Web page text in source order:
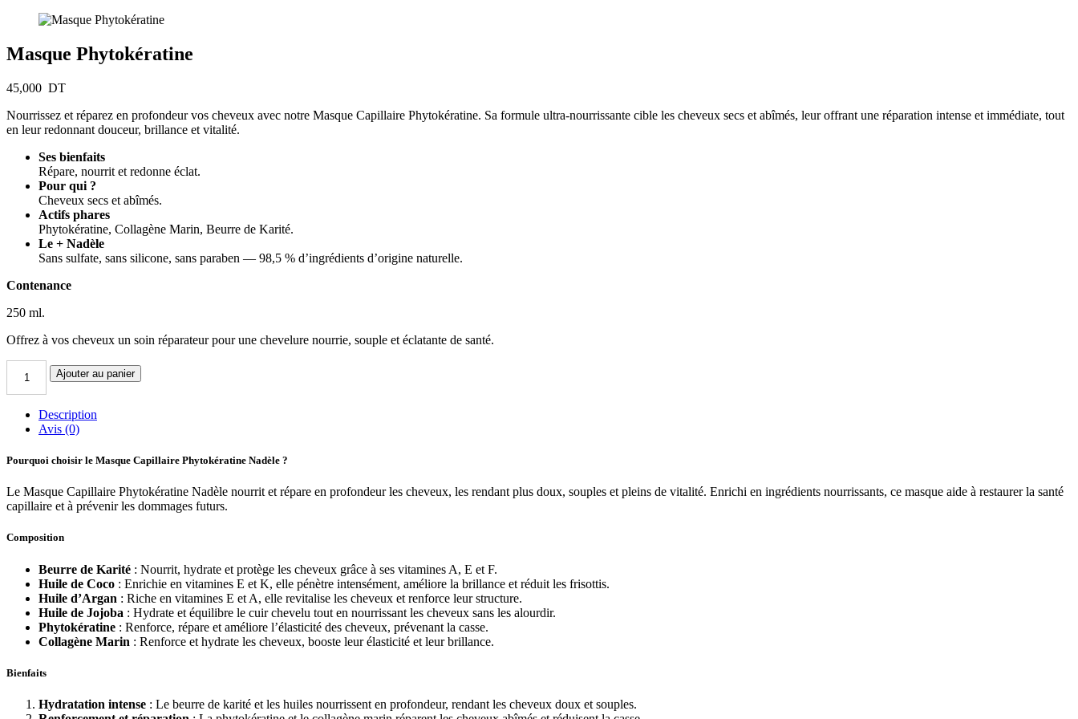
Masque Phytokératine
45,000 DT
Nourrissez et réparez en profondeur vos cheveux avec notre Masque Capillaire Phytokératine. Sa formule ultra-nourrissante cible les cheveux secs et abîmés, leur offrant une réparation intense et immédiate, tout
en leur redonnant douceur, brillance et vitalité.
Ses bienfaits
Répare, nourrit et redonne éclat.
Pour qui ?
Cheveux secs et abîmés.
Actifs phares
Phytokératine, Collagène Marin, Beurre de Karité.
Le + Nadèle
Sans sulfate, sans silicone, sans paraben — 98,5 % d’ingrédients d’origine naturelle.
Contenance
250 ml.
Offrez à vos cheveux un soin réparateur pour une chevelure nourrie, souple et éclatante de santé.
Ajouter au panier
Description
Avis (0)
Pourquoi choisir le Masque Capillaire Phytokératine Nadèle ?
Le Masque Capillaire Phytokératine Nadèle nourrit et répare en profondeur les cheveux, les rendant plus doux, souples et pleins de vitalité. Enrichi en ingrédients nourrissants, ce masque aide à restaurer la santé
capillaire et à prévenir les dommages futurs.
Composition
Beurre de Karité : Nourrit, hydrate et protège les cheveux grâce à ses vitamines A, E et F.
Huile de Coco : Enrichie en vitamines E et K, elle pénètre intensément, améliore la brillance et réduit les frisottis.
Huile d’Argan : Riche en vitamines E et A, elle revitalise les cheveux et renforce leur structure.
Huile de Jojoba : Hydrate et équilibre le cuir chevelu tout en nourrissant les cheveux sans les alourdir.
Phytokératine : Renforce, répare et améliore l’élasticité des cheveux, prévenant la casse.
Collagène Marin : Renforce et hydrate les cheveux, booste leur élasticité et leur brillance.
Bienfaits
Hydratation intense : Le beurre de karité et les huiles nourrissent en profondeur, rendant les cheveux doux et souples.